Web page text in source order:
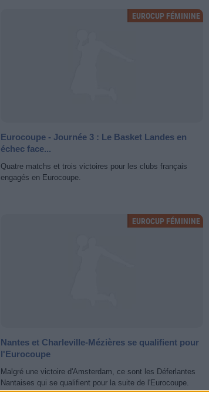
EUROCUP FÉMININE
Eurocoupe - Journée 3 : Le Basket Landes en
échec face...
Quatre matchs et trois victoires pour les clubs français
engagés en Eurocoupe.
EUROCUP FÉMININE
Nantes et Charleville-Mézières se qualifient pour
l'Eurocoupe
Malgré une victoire d'Amsterdam, ce sont les Déferlantes
Nantaises qui se qualifient pour la suite de l'Eurocoupe.